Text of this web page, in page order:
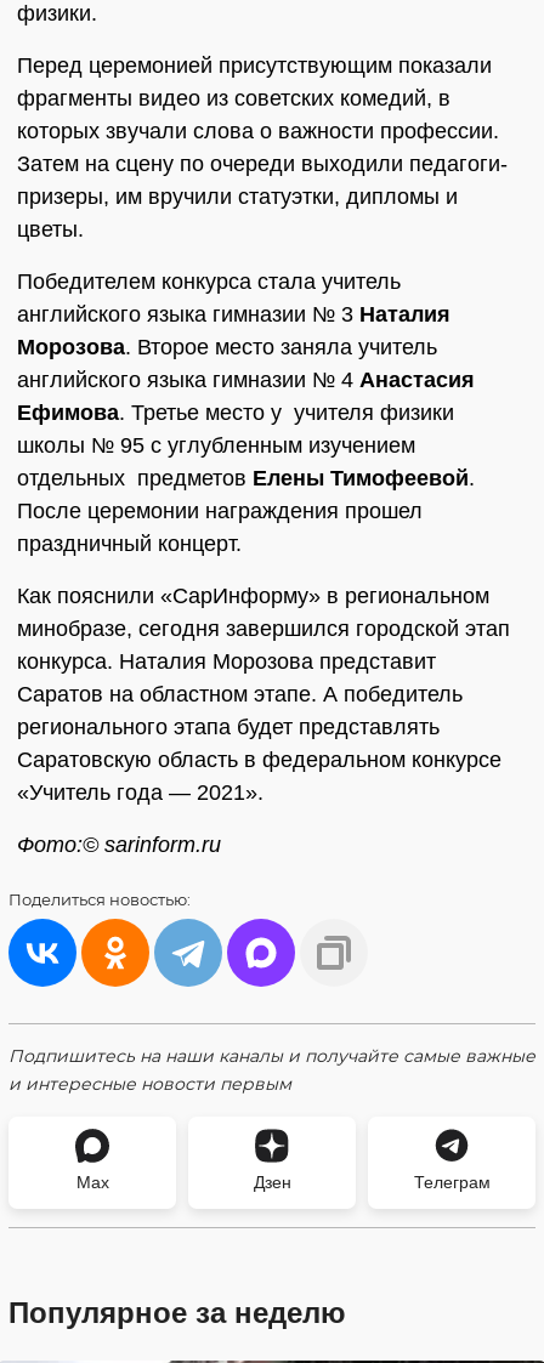
физики.
Перед церемонией присутствующим показали
фрагменты видео из советских комедий, в
которых звучали слова о важности профессии.
Затем на сцену по очереди выходили педагоги-
призеры, им вручили статуэтки, дипломы и
цветы.
Победителем конкурса стала учитель
английского языка гимназии № 3 Наталия
Морозова. Второе место заняла учитель
английского языка гимназии № 4 Анастасия
Ефимова. Третье место у учителя физики
школы № 95 с углубленным изучением
отдельных предметов Елены Тимофеевой.
После церемонии награждения прошел
праздничный концерт.
Как пояснили «СарИнформу» в региональном
минобразе, сегодня завершился городской этап
конкурса. Наталия Морозова представит
Саратов на областном этапе. А победитель
регионального этапа будет представлять
Саратовскую область в федеральном конкурсе
«Учитель года — 2021».
Фото:© sarinform.ru
Поделиться новостью:
Подпишитесь на наши каналы и получайте самые важные
и интересные новости первым
Max Дзен Телеграм
Популярное за неделю